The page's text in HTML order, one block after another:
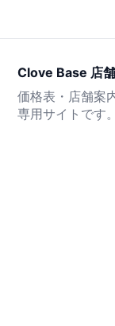
Clove Base 店
価格表・店舗案
専用サイトです。